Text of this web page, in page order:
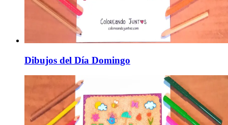
Dibujos del Día Domingo